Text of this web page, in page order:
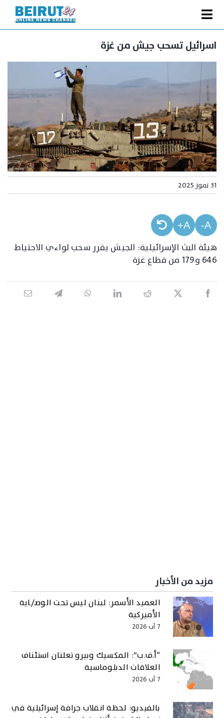
content
Toggle
Navigation
الصفحة الرئيسية
سياسة
اقتصاد
فنّ
رياضة
متفرقات
Podcast
من نحن
عن:
اسرائيل تسحب جيش من غزة
31 تموز 2025
A-
A+
هيئة البث الإسرائيلية: الجيش يقرر سحب لواءي الاحتياط
646 و179 من قطاع غزة
مزيد من الأخبار
العميد الأسمر: لبنان ليس تحت الوصـ/ـاية
الأميركية
7 آب 2026
“أ.ف.ب”: المكسيك وبيرو تعلنان استئناف
العلاقات الدبلوماسية
7 آب 2026
بالفيديو: لحظة انقلاب جرافة إسرائيلية في